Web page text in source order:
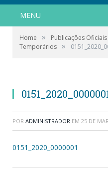
MENU
Home » Publicações Oficiais
Temporários »
POR ADMINISTRADOR EM 25 DE
0151_2020_0000001